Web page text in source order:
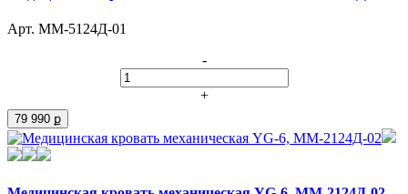
Арт. ММ-5124Д-01
-
+
79 990 ք